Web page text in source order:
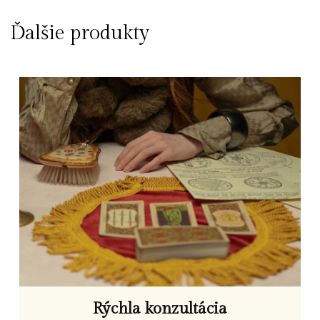
Ďalšie produkty
Rýchla konzultácia